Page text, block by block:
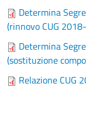
Determina
(rinnovo CUG
Determina
(sostituzione
Relazione CUG